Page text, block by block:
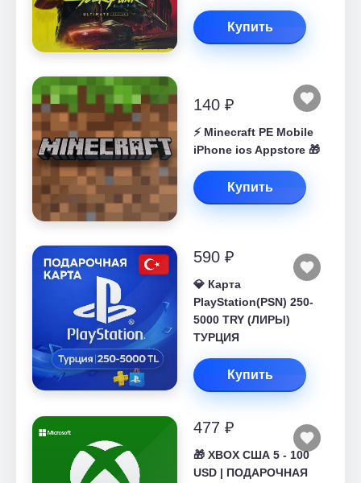
Купить
140 ₽
⚡️ Minecraft PE Mobile
iPhone ios Appstore 🎁
Купить
590 ₽
💎 Карта
PlayStation(PSN) 250-
5000 TRY (ЛИРЫ)
ТУРЦИЯ
Купить
477 ₽
🎁 XBOX США 5 - 100
USD | ПОДАРОЧНАЯ